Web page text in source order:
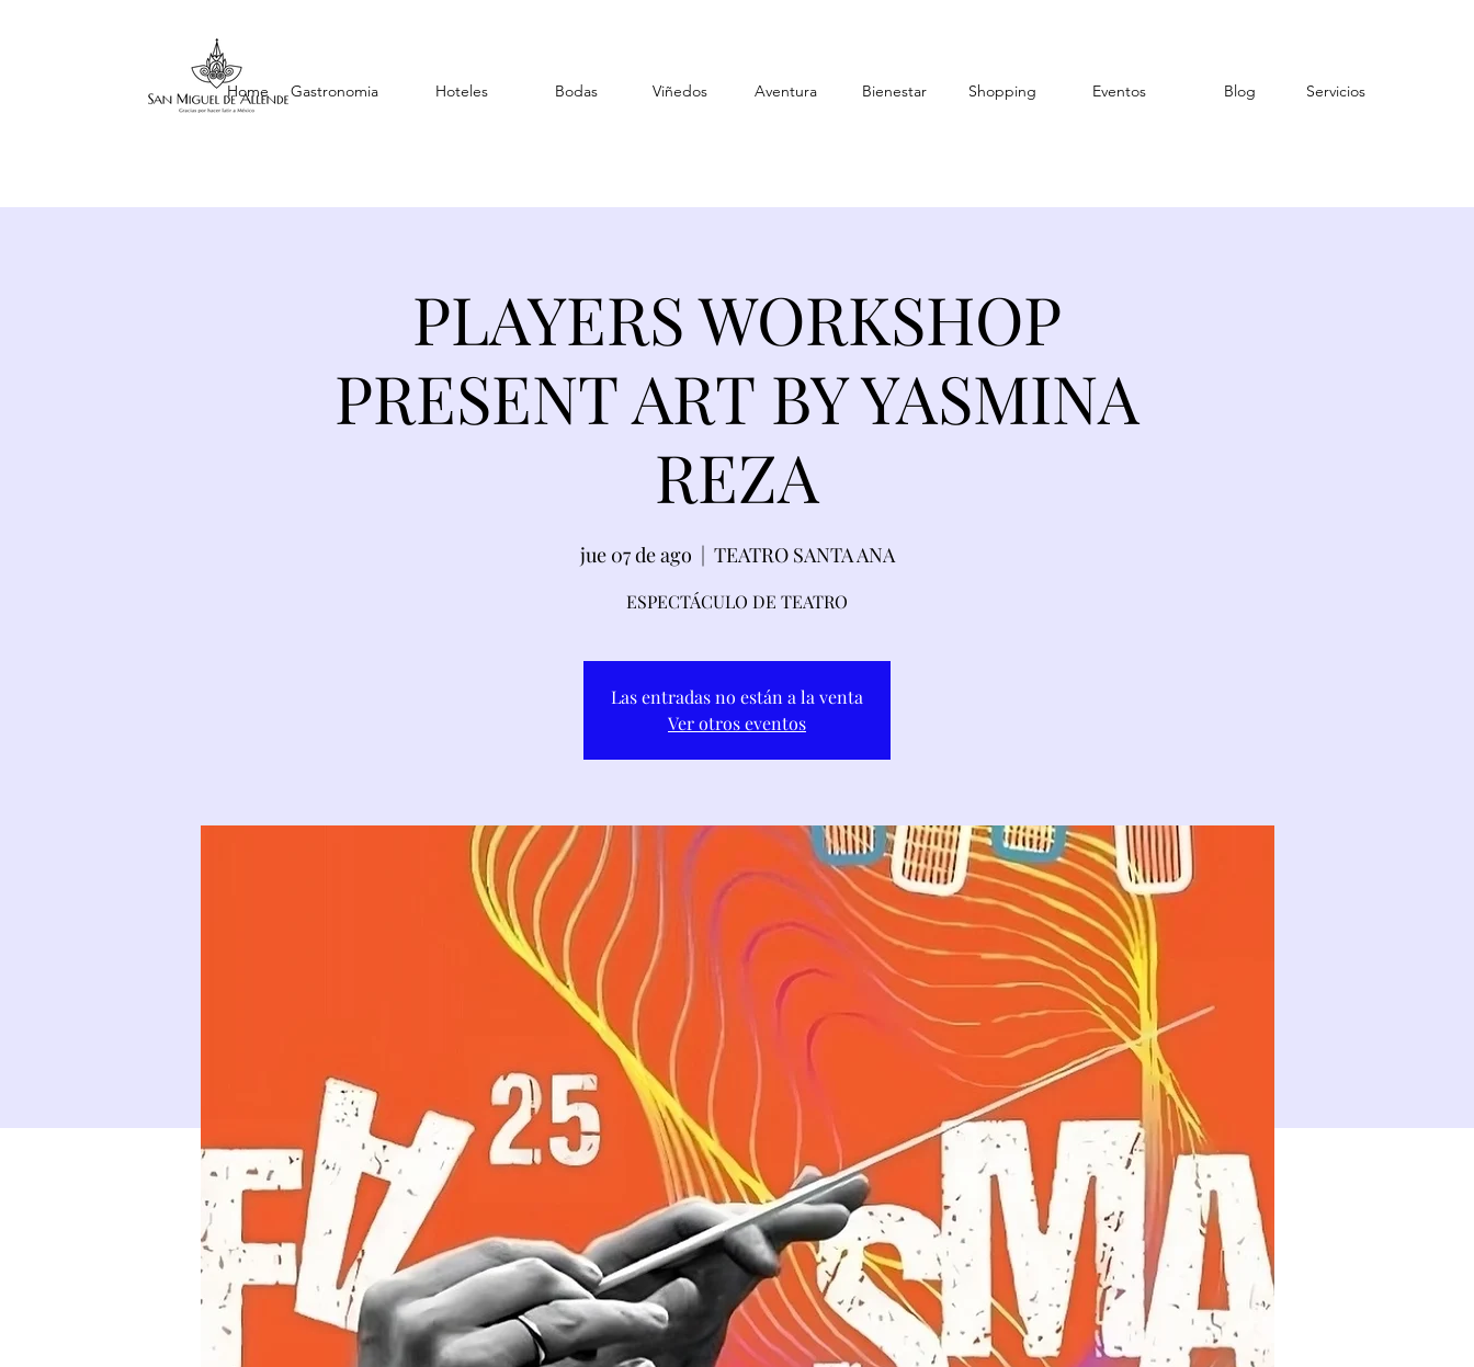
Home Gastronomia Hoteles Bodas Viñedos Aventura Bienestar Shopping Eventos Blog Servicios
PLAYERS WORKSHOP
PRESENT ART BY YASMINA
REZA
jue 07 de ago
  |
TEATRO SANTA ANA
ESPECTÁCULO DE TEATRO
Las entradas no están a la venta
Ver otros eventos